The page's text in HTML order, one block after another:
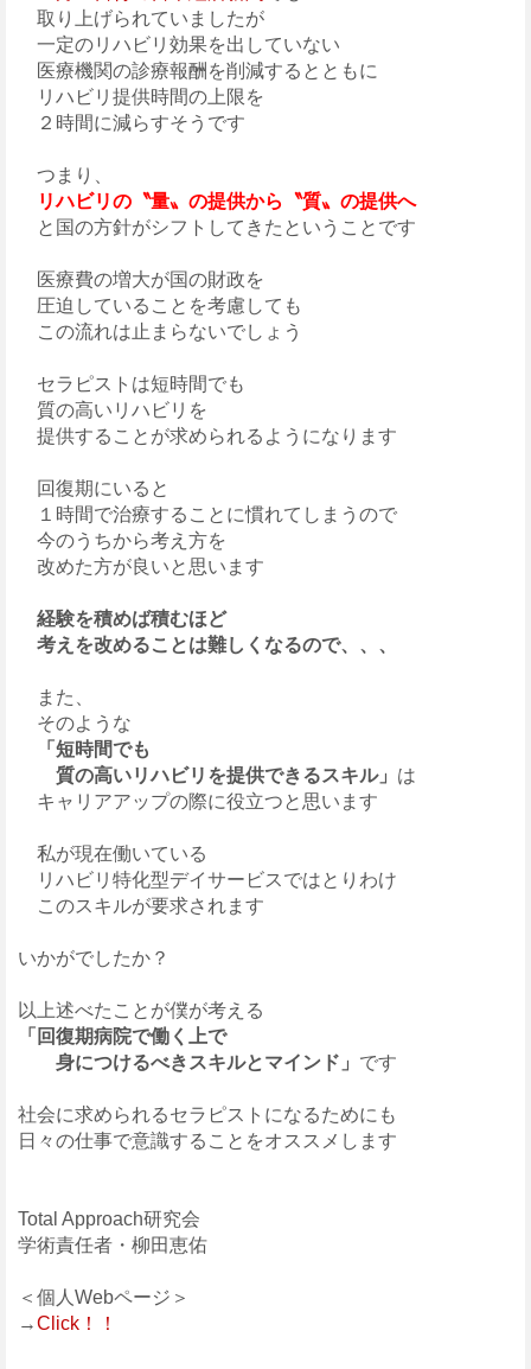
取り上げられていましたが
一定のリハビリ効果を出していない
医療機関の診療報酬を削減するとともに
リハビリ提供時間の上限を
２時間に減らすそうです
つまり、
リハビリの〝量〟の提供から〝質〟の提供へ
と国の方針がシフトしてきたということです
医療費の増大が国の財政を
圧迫していることを考慮しても
この流れは止まらないでしょう
セラピストは短時間でも
質の高いリハビリを
提供することが求められるようになります
回復期にいると
１時間で治療することに慣れてしまうので
今のうちから考え方を
改めた方が良いと思います
経験を積めば積むほど
考えを改めることは難しくなるので、、、
また、
そのような
「短時間でも
質の高いリハビリを提供できるスキル」 は
キャリアアップの際に役立つと思います
私が現在働いている
リハビリ特化型デイサービスではとりわけ
このスキルが要求されます
いかがでしたか？
以上述べたことが僕が考える
「回復期病院で働く上で
身につけるべきスキルとマインド」 です
社会に求められるセラピストになるためにも
日々の仕事で意識することをオススメします
Total Approach研究会
学術責任者・柳田恵佑
＜個人Webページ＞
→Click！！